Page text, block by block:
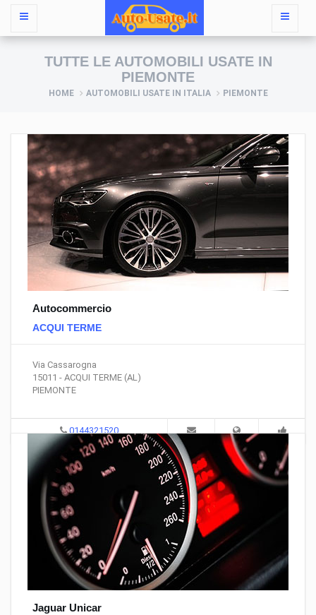
TUTTE LE AUTOMOBILI USATE IN
PIEMONTE
HOME AUTOMOBILI USATE IN ITALIA PIEMONTE
Autocommercio
ACQUI TERME
Via Cassarogna
15011 - ACQUI TERME (AL)
PIEMONTE
0144321520
Jaguar Unicar